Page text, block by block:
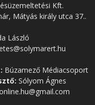
Kft.
Mátyás király utca 37..
László
Búzamező Médiacsoport
Sólyom Ágnes